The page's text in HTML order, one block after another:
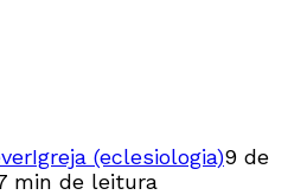
Igreja (eclesiologia)9 de
min de leitura